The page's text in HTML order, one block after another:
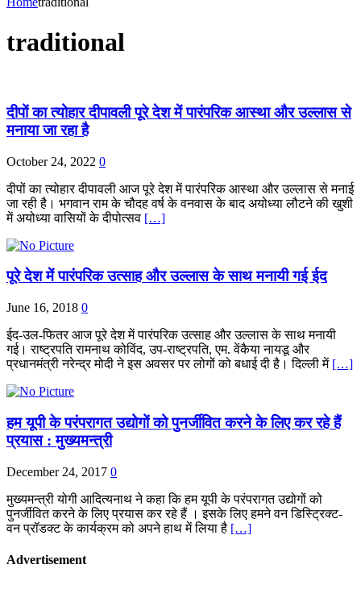
traditional
दीपों का त्‍योहार दीपावली पूरे देश में पारंपरिक आस्‍था और उल्‍लास से
मनाया जा रहा है
October 24, 2022 0
दीपों का त्‍योहार दीपावली आज पूरे देश में पारंपरिक आस्‍था और उल्‍लास से मनाई
जा रही है। भगवान राम के चौदह वर्ष के वनवास के बाद अयोध्‍या लौटने की खुशी
में अयोध्या वासियों के दीपोत्सव […]
पूरे देश में पारंपरिक उत्‍साह और उल्‍लास के साथ मनायी गई ईद
June 16, 2018 0
ईद-उल-फितर आज पूरे देश में पारंपरिक उत्‍साह और उल्‍लास के साथ मनायी
गई। राष्‍ट्रपति रामनाथ कोविंद, उप-राष्‍ट्रपति, एम. वेंकैया नायडू और
प्रधानमंत्री नरेन्‍द्र मोदी ने इस अवसर पर लोगों को बधाई दी है। दिल्‍ली में […]
हम यूपी के परंपरागत उद्योगों को पुनर्जीवित करने के लिए कर रहे हैं
प्रयास : मुख्यमन्त्री
December 24, 2017 0
मुख्यमन्त्री योगी आदित्यनाथ ने कहा कि हम यूपी के परंपरागत उद्योगों को
पुनर्जीवित करने के लिए प्रयास कर रहे हैं । इसके लिए हमने वन डिस्ट्रिक्ट-
वन प्रॉडक्ट के कार्यक्रम को अपने हाथ में लिया है […]
Advertisement